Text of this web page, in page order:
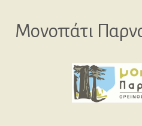
Μονοπάτι